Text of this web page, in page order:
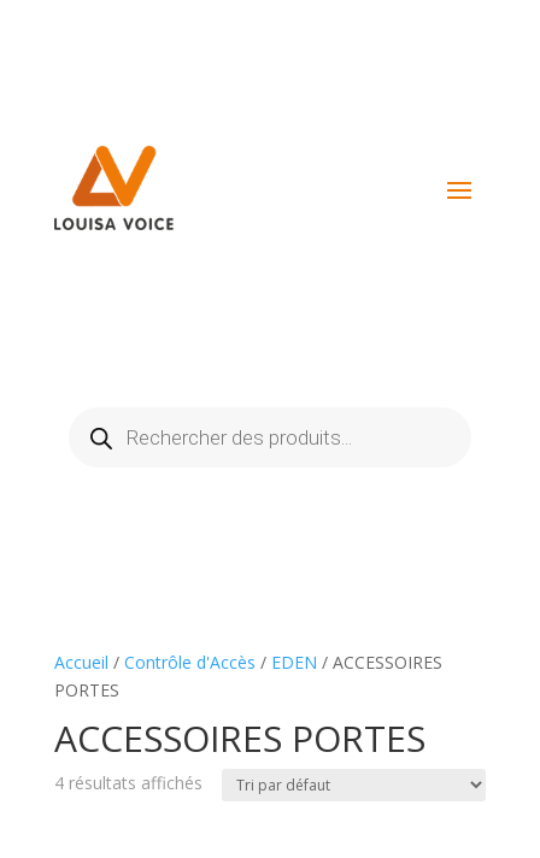
produits
Accueil / Contrôle d'Accès / EDEN / ACCESSOIRES
PORTES
ACCESSOIRES PORTES
4 résultats affichés